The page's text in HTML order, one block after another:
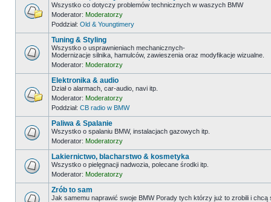
Wszystko co dotyczy problemów technicznych w waszych BMW
Moderator: Moderatorzy
Poddział: Old & Youngtimery
Tuning & Styling
Wszystko o usprawnieniach mechanicznych-
Modernizacje silnika, hamulców, zawieszenia oraz modyfikacje wizualne.
Moderator: Moderatorzy
Elektronika & audio
Dział o alarmach, car-audio, navi itp.
Moderator: Moderatorzy
Poddział: CB radio w BMW
Paliwa & Spalanie
Wszystko o spalaniu BMW, instalacjach gazowych itp.
Moderator: Moderatorzy
Lakiernictwo, blacharstwo & kosmetyka
Wszystko o pielęgnacji nadwozia, polecane środki itp.
Moderator: Moderatorzy
Zrób to sam
Jak samemu naprawić swoje BMW Porady tych którzy już to zrobili i